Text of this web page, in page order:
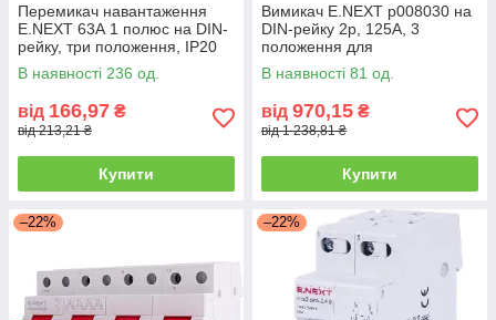
Перемикач навантаження
E.NEXT 63А 1 полюс на DIN-
рейку, три положення, IP20
В наявності 236 од.
від 166,97 ₴
від 213,21 ₴
Купити
Вимикач E.NEXT p008030 на
DIN-рейку 2p, 125А, 3
положення для
електропостачання
В наявності 81 од.
від 970,15 ₴
від 1 238,81 ₴
Купити
–22% –22%